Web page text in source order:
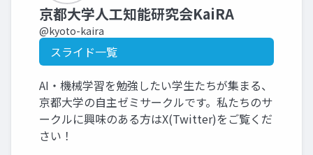
京都大学人工知能研究会KaiRA
@kyoto-kaira
スライド一覧
AI・機械学習を勉強したい学生たちが集まる、
京都大学の自主ゼミサークルです。私たちのサ
ークルに興味のある方はX(Twitter)をご覧くだ
さい！